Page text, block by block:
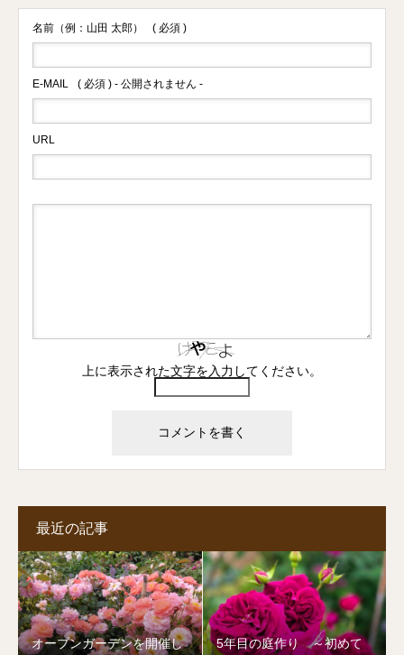
名前（例：山田 太郎） ( 必須 )
E-MAIL ( 必須 ) - 公開されません -
URL
上に表示された文字を入力してください。
最近の記事
オープンガーデンを開催し
5年目の庭作り ～初めて